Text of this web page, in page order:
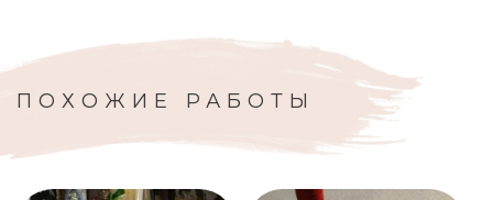
ПОХОЖИЕ РАБОТЫ